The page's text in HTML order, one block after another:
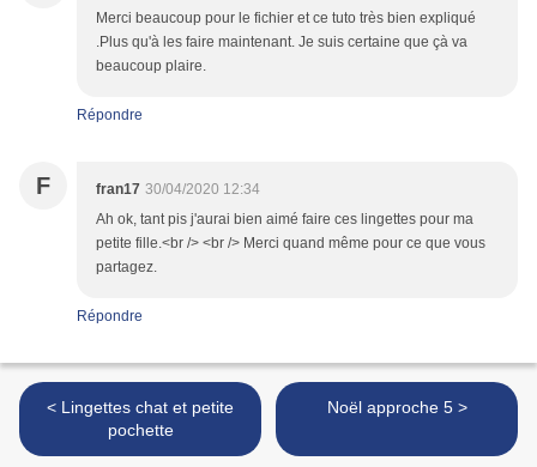
Merci beaucoup pour le fichier et ce tuto très bien expliqué
.Plus qu'à les faire maintenant. Je suis certaine que çà va
beaucoup plaire.
Répondre
F fran17 30/04/2020 12:34
Ah ok, tant pis j'aurai bien aimé faire ces lingettes pour ma
petite fille.<br /> <br /> Merci quand même pour ce que vous
partagez.
Répondre
< Lingettes chat et petite
pochette
Noël approche 5 >